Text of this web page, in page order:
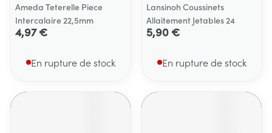
Ameda Teterelle Piece
Intercalaire 22,5mm
4,97 €
En rupture de stock
Lansinoh Coussinets
Allaitement Jetables 24
5,90 €
En rupture de stock